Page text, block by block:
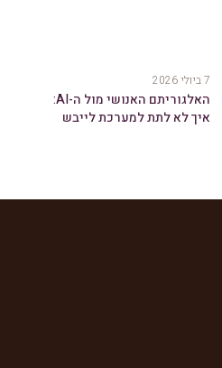
7 ביולי 2026
האלגוריתם האנושי מול ה-AI:
איך לא לתת למערכת לייבש